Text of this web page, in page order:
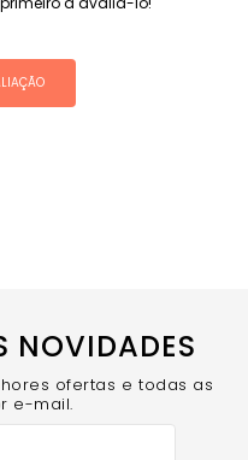
NOVIDADES
ofertas e todas as
e-mail.